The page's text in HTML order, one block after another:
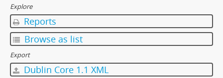
Explore
Reports
Browse as list
Export
Dublin Core 1.1 XML